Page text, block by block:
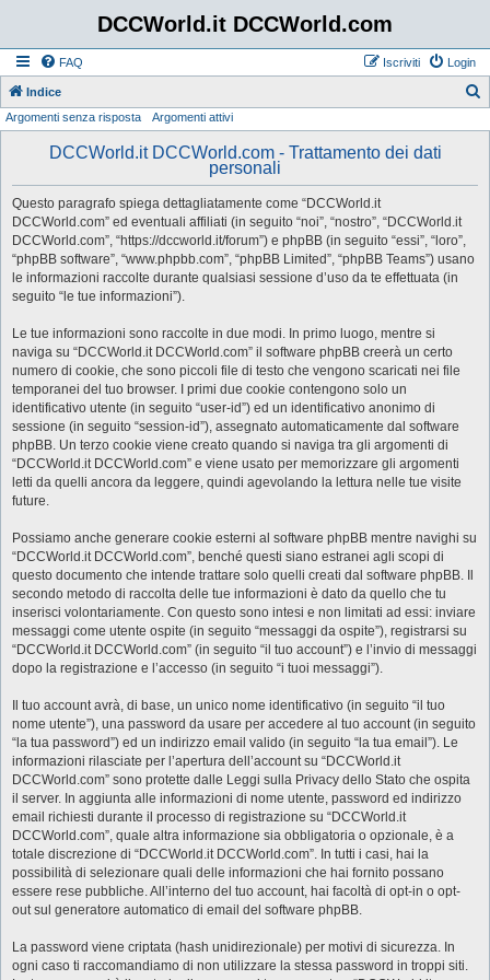
DCCWorld.it DCCWorld.com
FAQ Login
Iscriviti
Indice
Argomenti senza risposta Argomenti attivi
DCCWorld.it DCCWorld.com - Trattamento dei dati
personali
Questo paragrafo spiega dettagliatamente come “DCCWorld.it
DCCWorld.com” ed eventuali affiliati (in seguito “noi”, “nostro”, “DCCWorld.it
DCCWorld.com”, “https://dccworld.it/forum”) e phpBB (in seguito “essi”, “loro”,
“phpBB software”, “www.phpbb.com”, “phpBB Limited”, “phpBB Teams”) usano
le informazioni raccolte durante qualsiasi sessione d’uso da te effettuata (in
seguito “le tue informazioni”).
Le tue informazioni sono raccolte in due modi. In primo luogo, mentre si
naviga su “DCCWorld.it DCCWorld.com” il software phpBB creerà un certo
numero di cookie, che sono piccoli file di testo che vengono scaricati nei file
temporanei del tuo browser. I primi due cookie contengono solo un
identificativo utente (in seguito “user-id”) ed un identificativo anonimo di
sessione (in seguito “session-id”), assegnato automaticamente dal software
phpBB. Un terzo cookie viene creato quando si naviga tra gli argomenti di
“DCCWorld.it DCCWorld.com” e viene usato per memorizzare gli argomenti
letti da quelli ancora da leggere, quindi agevolando la lettura nelle tue visite
future.
Possiamo anche generare cookie esterni al software phpBB mentre navighi su
“DCCWorld.it DCCWorld.com”, benché questi siano estranei agli scopi di
questo documento che intende trattare solo quelli creati dal software phpBB. Il
secondo metodo di raccolta delle tue informazioni è dato da quello che tu
inserisci volontariamente. Con questo sono intesi e non limitati ad essi: inviare
messaggi come utente ospite (in seguito “messaggi da ospite”), registrarsi su
“DCCWorld.it DCCWorld.com” (in seguito “il tuo account”) e l’invio di messaggi
dopo la registrazione e l’accesso (in seguito “i tuoi messaggi”).
Il tuo account avrà, di base, un unico nome identificativo (in seguito “il tuo
nome utente”), una password da usare per accedere al tuo account (in seguito
“la tua password”) ed un indirizzo email valido (in seguito “la tua email”). Le
informazioni rilasciate per l’apertura dell’account su “DCCWorld.it
DCCWorld.com” sono protette dalle Leggi sulla Privacy dello Stato che ospita
il server. In aggiunta alle informazioni di nome utente, password ed indirizzo
email richiesti durante il processo di registrazione su “DCCWorld.it
DCCWorld.com”, quale altra informazione sia obbligatoria o opzionale, è a
totale discrezione di “DCCWorld.it DCCWorld.com”. In tutti i casi, hai la
possibilità di selezionare quali delle informazioni che hai fornito possano
essere rese pubbliche. All’interno del tuo account, hai facoltà di opt-in o opt-
out sul generatore automatico di email del software phpBB.
La password viene criptata (hash unidirezionale) per motivi di sicurezza. In
ogni caso ti raccomandiamo di non utilizzare la stessa password in troppi siti.